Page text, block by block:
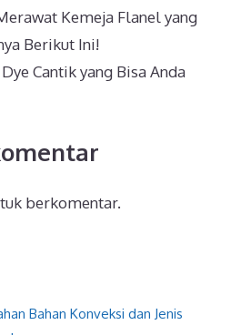
Kemeja Flanel yang
Berikut Ini!
Cantik yang Bisa Anda
berkomentar.
Bahan Konveksi dan Jenis